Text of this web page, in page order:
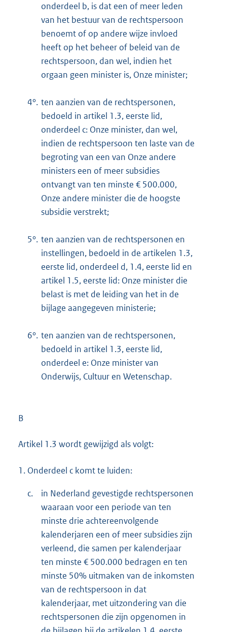
onderdeel b, is dat een of meer leden
van het bestuur van de rechtspersoon
benoemt of op andere wijze invloed
heeft op het beheer of beleid van de
rechtspersoon, dan wel, indien het
orgaan geen minister is, Onze minister;
4°. ten aanzien van de rechtspersonen,
bedoeld in artikel 1.3, eerste lid,
onderdeel c: Onze minister, dan wel,
indien de rechtspersoon ten laste van de
begroting van een van Onze andere
ministers een of meer subsidies
ontvangt van ten minste € 500.000,
Onze andere minister die de hoogste
subsidie verstrekt;
5°. ten aanzien van de rechtspersonen en
instellingen, bedoeld in de artikelen 1.3,
eerste lid, onderdeel d, 1.4, eerste lid en
artikel 1.5, eerste lid: Onze minister die
belast is met de leiding van het in de
bijlage aangegeven ministerie;
6°. ten aanzien van de rechtspersonen,
bedoeld in artikel 1.3, eerste lid,
onderdeel e: Onze minister van
Onderwijs, Cultuur en Wetenschap.
B
Artikel 1.3 wordt gewijzigd als volgt:
1. Onderdeel c komt te luiden:
c.
in Nederland gevestigde rechtspersonen
waaraan voor een periode van ten
minste drie achtereenvolgende
kalenderjaren een of meer subsidies zijn
verleend, die samen per kalenderjaar
ten minste € 500.000 bedragen en ten
minste 50% uitmaken van de inkomsten
van de rechtspersoon in dat
kalenderjaar, met uitzondering van die
rechtspersonen die zijn opgenomen in